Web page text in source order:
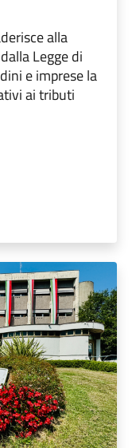
alla
Legge di
e imprese la
ai tributi